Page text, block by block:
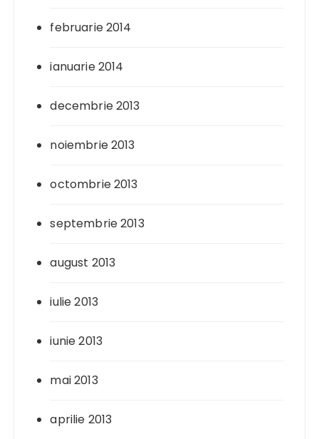
februarie 2014
ianuarie 2014
decembrie 2013
noiembrie 2013
octombrie 2013
septembrie 2013
august 2013
iulie 2013
iunie 2013
mai 2013
aprilie 2013